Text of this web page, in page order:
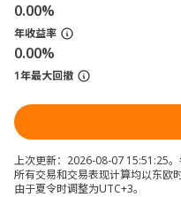
0.00%
年收益率
0.00%
1年最大回撤
上次更新：2026-08-07 15:51:25。
所有交易和交易表现计算均以东欧
由于夏令时调整为UTC+3。